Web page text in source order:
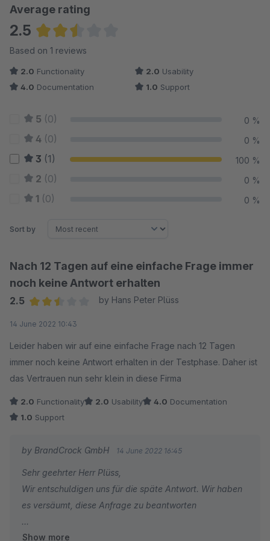
Average rating
2.5
Average rating of 2.5 out of 5 stars
Based on 1 reviews
2.0 Functionality 2.0 Usability
4.0 Documentation 1.0 Support
5 (0) 0 %
4 (0) 0 %
3 (1) 100 %
2 (0) 0 %
1 (0) 0 %
Sort by
Nach 12 Tagen auf eine einfache Frage immer
noch keine Antwort erhalten
2.5
by Hans Peter Plüss
14 June 2022 10:43
Leider haben wir auf eine einfache Frage nach 12 Tagen
immer noch keine Antwort erhalten in der Testphase. Daher ist
das Vertrauen nun sehr klein in diese Firma
2.0 Functionality 2.0 Usability 4.0 Documentation
1.0 Support
by BrandCrock GmbH 14 June 2022 16:45
Sehr geehrter Herr Plüss,
Wir entschuldigen uns für die späte Antwort. Wir haben
es versäumt, diese Anfrage zu beantworten
Zunächst einmal vielen Dank, dass Sie unser Plugin
Show more